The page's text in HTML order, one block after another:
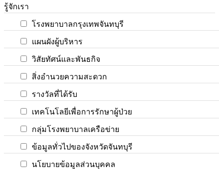
รู้จักเรา
โรงพยาบาลกรุงเทพจันทบุรี
แผนผังผู้บริหาร
วิสัยทัศน์และพันธกิจ
สิ่งอำนวยความสะดวก
รางวัลที่ได้รับ
เทคโนโลยีเพื่อการรักษาผู้ป่วย
กลุ่มโรงพยาบาลเครือข่าย
ข้อมูลทั่วไปของจังหวัดจันทบุรี
นโยบายข้อมูลส่วนบุคคล